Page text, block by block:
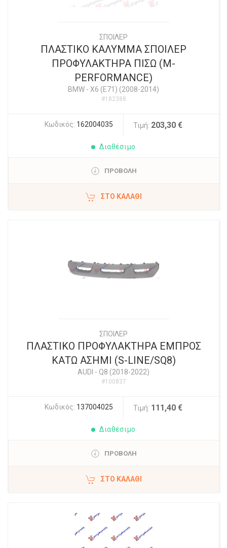
ΣΠΟΙΛΕΡ
ΠΛΑΣΤΙΚΟ ΚΑΛΥΜΜΑ ΣΠΟΙΛΕΡ
ΠΡΟΦΥΛΑΚΤΗΡΑ ΠΙΣΩ (M-
PERFORMANCE)
BMW - X6 (E71) (2008-2014)
#182388
Κωδικός: 162004035 Τιμή: 203,30 €
Διαθέσιμο
ΠΡΟΒΟΛΗ
ΣΤΟ ΚΑΛΆΘΙ
ΣΠΟΙΛΕΡ
ΠΛΑΣΤΙΚΟ ΠΡΟΦΥΛΑΚΤΗΡΑ ΕΜΠΡΟΣ
ΚΑΤΩ ΑΣΗΜΙ (S-LINE/SQ8)
AUDI - Q8 (2018-2022)
#100837
Κωδικός: 137004025 Τιμή: 111,40 €
Διαθέσιμο
ΠΡΟΒΟΛΗ
ΣΤΟ ΚΑΛΆΘΙ